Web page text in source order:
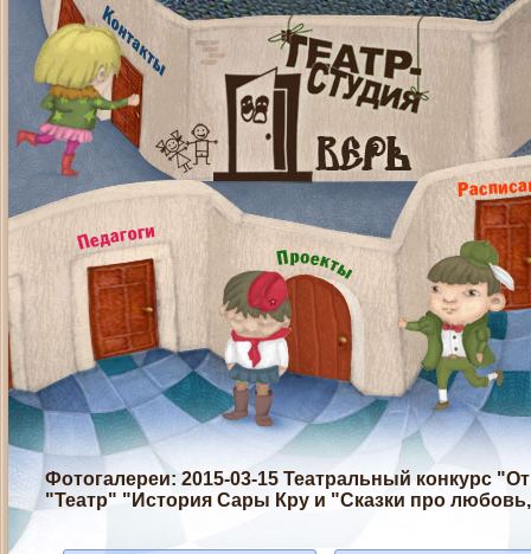
Фотогалереи: 2015-03-15 Театральный конкурс
"Театр" "История Сары Кру и "Сказки про